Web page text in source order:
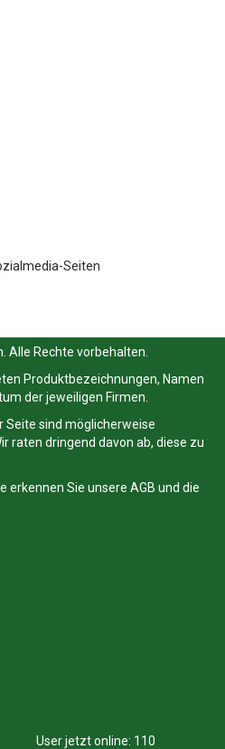
Seiten
Alle Rechte vorbehalten.
Produktbezeichnungen, Namen
der jeweiligen Firmen.
Seite sind möglicherweise
raten dringend davon ab, diese zu
erkennen Sie unsere AGB und die
User jetzt online: 110